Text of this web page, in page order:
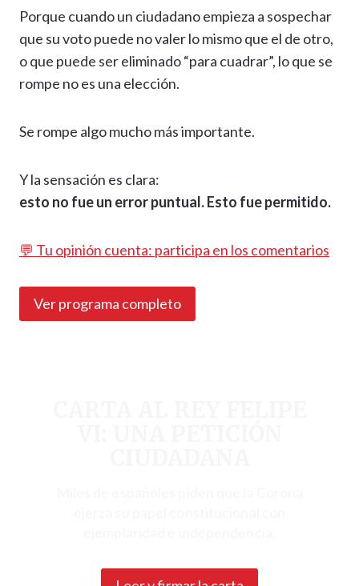
Porque cuando un ciudadano empieza a sospechar
que su voto puede no valer lo mismo que el de otro,
o que puede ser eliminado “para cuadrar”, lo que se
rompe no es una elección.
Se rompe algo mucho más importante.
Y la sensación es clara:
esto no fue un error puntual. Esto fue permitido.
💬 Tu opinión cuenta: participa en los comentarios
Ver programa completo